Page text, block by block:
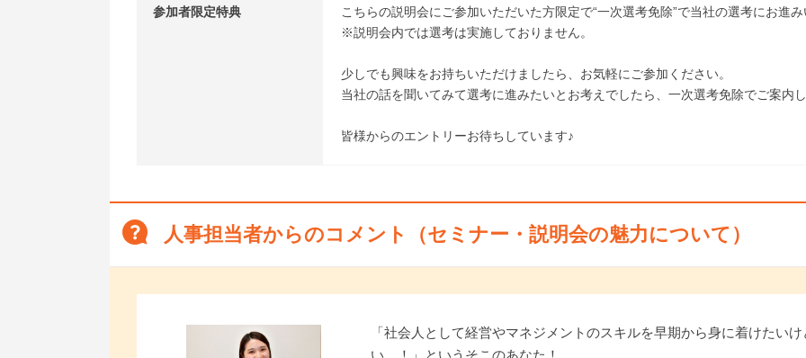
参加者限定特典
こちらの説明会にご参加いただいた方限定で“一次選考免除”で当社の選考にお進み
※説明会内では選考は実施しておりません。
少しでも興味をお持ちいただけましたら、お気軽にご参加ください。
当社の話を聞いてみて選考に進みたいとお考えでしたら、一次選考免除でご案内し
皆様からのエントリーお待ちしています♪
人事担当者からのコメント（セミナー・説明会の魅力について）
「社会人として経営やマネジメントのスキルを早期から身に着けたい